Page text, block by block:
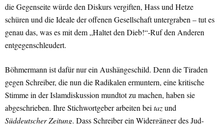
die Gegenseite würde den Diskurs vergiften, Hass und Hetze
schüren und die Ideale der offenen Gesellschaft untergraben – tut es
genau das, was es mit dem „Haltet den Dieb!“-Ruf den Anderen
entgegenschleudert.
Böhmermann ist dafür nur ein Aushängeschild. Denn die Tiraden
gegen Schreiber, die nun die Radikalen ermuntern, eine kritische
Stimme in der Islamdiskussion mundtot zu machen, haben sie
abgeschrieben. Ihre Stichwortgeber arbeiten beitazund
Süddeutscher Zeitung. Dass Schreiber ein Widergänger des Jud-